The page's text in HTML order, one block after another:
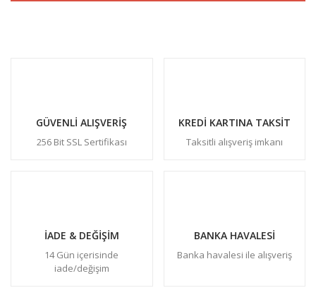
GÜVENLİ ALIŞVERİŞ
256 Bit SSL Sertifikası
KREDİ KARTINA TAKSİT
Taksitli alışveriş imkanı
İADE & DEĞİŞİM
14 Gün içerisinde
iade/değişim
BANKA HAVALESİ
Banka havalesi ile alışveriş